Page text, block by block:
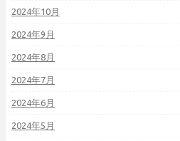
2024年10月
2024年9月
2024年8月
2024年7月
2024年6月
2024年5月